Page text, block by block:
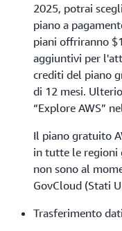
2025, potrai
piano a
piani offriranno
aggiuntivi per
crediti del piano
di 12 mesi.
“Explore AWS”
Il piano gratuito
in tutte le regioni
non sono al
GovCloud (Stati
Trasferimento